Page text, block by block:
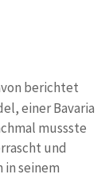
berichtet
einer Bavaria
mussste
und
in seinem